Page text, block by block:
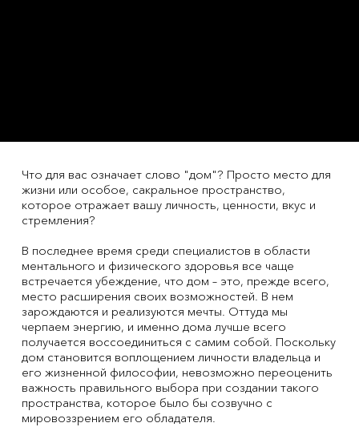
Что для вас означает слово "дом"? Просто место для
жизни или особое, сакральное пространство,
которое отражает вашу личность, ценности, вкус и
стремления?
В последнее время среди специалистов в области
ментального и физического здоровья все чаще
встречается убеждение, что дом – это, прежде всего,
место расширения своих возможностей. В нем
зарождаются и реализуются мечты. Оттуда мы
черпаем энергию, и именно дома лучше всего
получается воссоединиться с самим собой. Поскольку
дом становится воплощением личности владельца и
его жизненной философии, невозможно переоценить
важность правильного выбора при создании такого
пространства, которое было бы созвучно с
мировоззрением его обладателя.